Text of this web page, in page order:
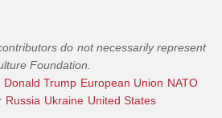
do not necessarily represent
Foundation.
Donald Trump European Union NATO
Russia Ukraine United States